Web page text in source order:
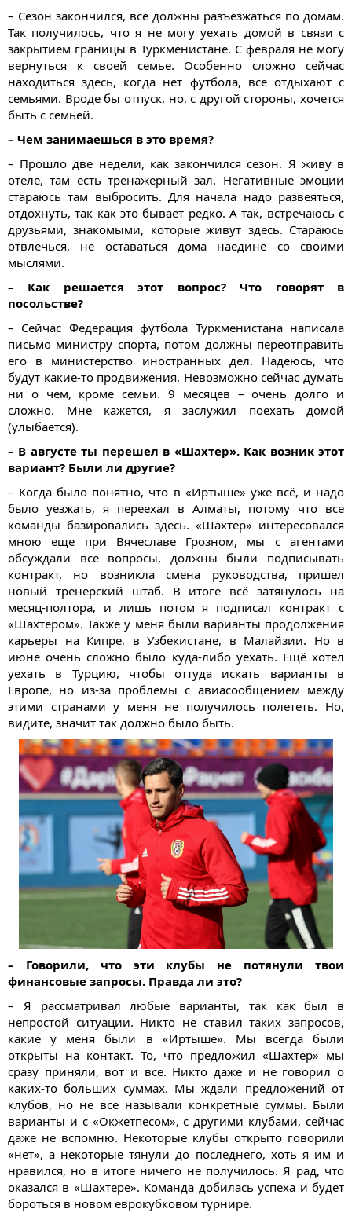
– Сезон закончился, все должны разъезжаться по домам.
Так получилось, что я не могу уехать домой в связи с
закрытием границы в Туркменистане. С февраля не могу
вернуться к своей семье. Особенно сложно сейчас
находиться здесь, когда нет футбола, все отдыхают с
семьями. Вроде бы отпуск, но, с другой стороны, хочется
быть с семьей.
– Чем занимаешься в это время?
– Прошло две недели, как закончился сезон. Я живу в
отеле, там есть тренажерный зал. Негативные эмоции
стараюсь там выбросить. Для начала надо развеяться,
отдохнуть, так как это бывает редко. А так, встречаюсь с
друзьями, знакомыми, которые живут здесь. Стараюсь
отвлечься, не оставаться дома наедине со своими
мыслями.
– Как решается этот вопрос? Что говорят в
посольстве?
– Сейчас Федерация футбола Туркменистана написала
письмо министру спорта, потом должны переотправить
его в министерство иностранных дел. Надеюсь, что
будут какие-то продвижения. Невозможно сейчас думать
ни о чем, кроме семьи. 9 месяцев – очень долго и
сложно. Мне кажется, я заслужил поехать домой
(улыбается).
– В августе ты перешел в «Шахтер». Как возник этот
вариант? Были ли другие?
– Когда было понятно, что в «Иртыше» уже всё, и надо
было уезжать, я переехал в Алматы, потому что все
команды базировались здесь. «Шахтер» интересовался
мною еще при Вячеславе Грозном, мы с агентами
обсуждали все вопросы, должны были подписывать
контракт, но возникла смена руководства, пришел
новый тренерский штаб. В итоге всё затянулось на
месяц-полтора, и лишь потом я подписал контракт с
«Шахтером». Также у меня были варианты продолжения
карьеры на Кипре, в Узбекистане, в Малайзии. Но в
июне очень сложно было куда-либо уехать. Ещё хотел
уехать в Турцию, чтобы оттуда искать варианты в
Европе, но из-за проблемы с авиасообщением между
этими странами у меня не получилось полететь. Но,
видите, значит так должно было быть.
– Говорили, что эти клубы не потянули твои
финансовые запросы. Правда ли это?
– Я рассматривал любые варианты, так как был в
непростой ситуации. Никто не ставил таких запросов,
какие у меня были в «Иртыше». Мы всегда были
открыты на контакт. То, что предложил «Шахтер» мы
сразу приняли, вот и все. Никто даже и не говорил о
каких-то больших суммах. Мы ждали предложений от
клубов, но не все называли конкретные суммы. Были
варианты и с «Окжетпесом», с другими клубами, сейчас
даже не вспомню. Некоторые клубы открыто говорили
«нет», а некоторые тянули до последнего, хоть я им и
нравился, но в итоге ничего не получилось. Я рад, что
оказался в «Шахтере». Команда добилась успеха и будет
бороться в новом еврокубковом турнире.